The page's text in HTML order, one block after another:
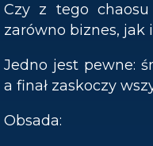
Czy z tego
zarówno biznes, jak
Jedno jest pewne:
a finał zaskoczy
Obsada: